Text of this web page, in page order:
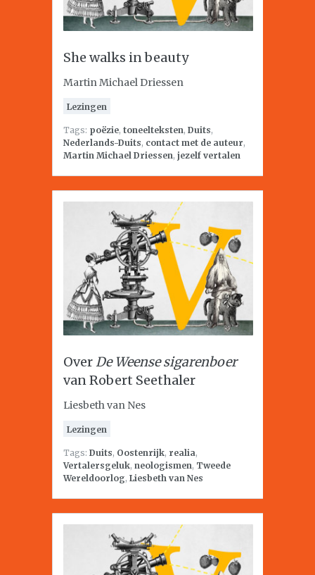
She walks in beauty
Martin Michael Driessen
Lezingen
Tags: poëzie, toneelteksten, Duits,
Nederlands-Duits, contact met de auteur,
Martin Michael Driessen, jezelf vertalen
OverDe Weense sigarenboer
van Robert Seethaler
Liesbeth van Nes
Lezingen
Tags: Duits, Oostenrijk, realia,
Vertalersgeluk, neologismen, Tweede
Wereldoorlog, Liesbeth van Nes